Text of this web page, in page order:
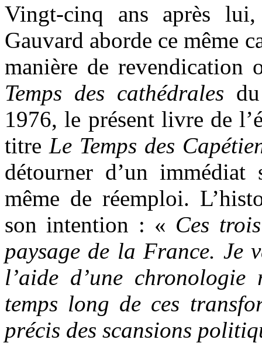
Vingt-cinq ans après
Gauvard aborde ce même
manière de revendication
Temps des cathédrales
1976, le présent livre de
titre Le Temps des
détourner d’un immédiat
même de réemploi.
son intention : « Ces
paysage de la France. Je
l’aide d’une
temps long de ces
précis des scansions